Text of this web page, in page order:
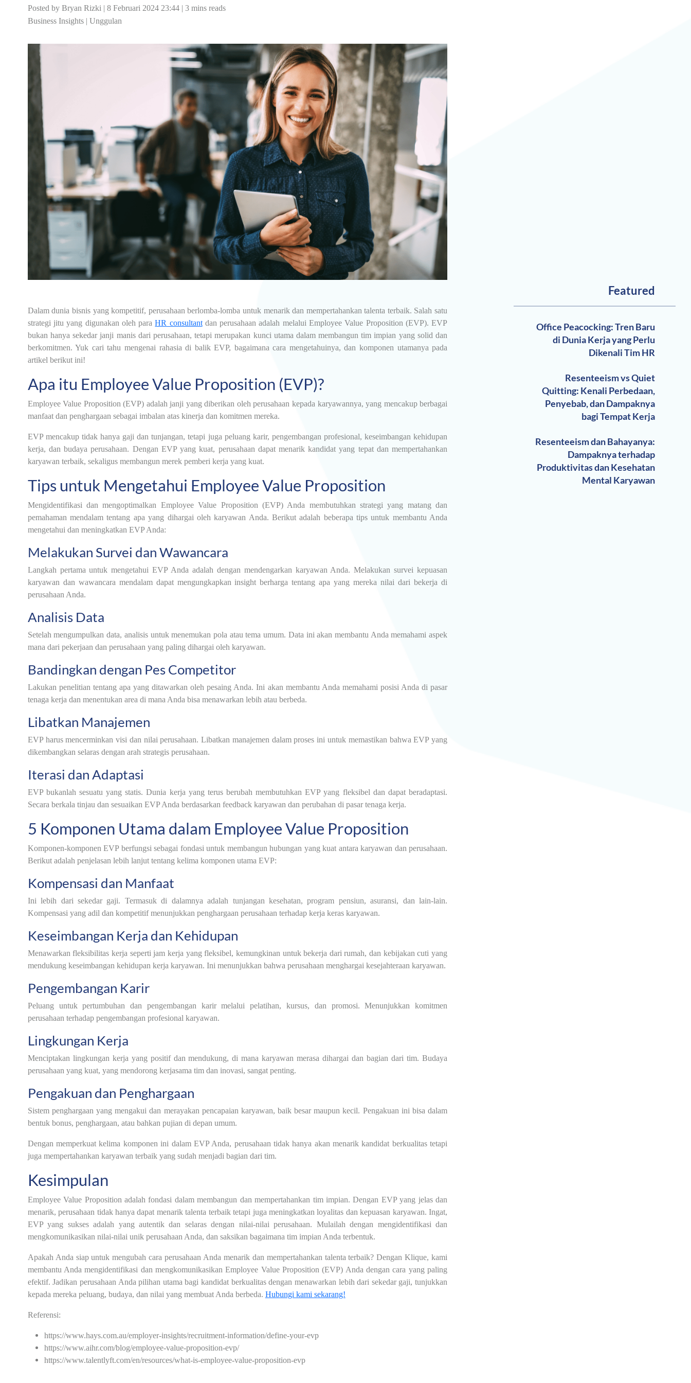
Posted by Bryan Rizki | 8 Februari 2024 23:44 | 3 mins reads
Business Insights| Unggulan
Dalam dunia bisnis yang kompetitif, perusahaan berlomba-lomba untuk menarik dan mempertahankan talenta terbaik. Salah satu
strategi jitu yang digunakan oleh paraHR consultantdan perusahaan adalah melalui Employee Value Proposition (EVP). EVP
bukan hanya sekedar janji manis dari perusahaan, tetapi merupakan kunci utama dalam membangun tim impian yang solid dan
berkomitmen. Yuk cari tahu mengenai rahasia di balik EVP, bagaimana cara mengetahuinya, dan komponen utamanya pada
artikel berikut ini!
Apa itu Employee Value Proposition (EVP)?
Employee Value Proposition (EVP) adalah janji yang diberikan oleh perusahaan kepada karyawannya, yang mencakup berbagai
manfaat dan penghargaan sebagai imbalan atas kinerja dan komitmen mereka.
EVP mencakup tidak hanya gaji dan tunjangan, tetapi juga peluang karir, pengembangan profesional, keseimbangan kehidupan
kerja, dan budaya perusahaan. Dengan EVP yang kuat, perusahaan dapat menarik kandidat yang tepat dan mempertahankan
karyawan terbaik, sekaligus membangun merek pemberi kerja yang kuat.
Tips untuk Mengetahui Employee Value Proposition
Mengidentifikasi dan mengoptimalkan Employee Value Proposition (EVP) Anda membutuhkan strategi yang matang dan
pemahaman mendalam tentang apa yang dihargai oleh karyawan Anda. Berikut adalah beberapa tips untuk membantu Anda
mengetahui dan meningkatkan EVP Anda:
Melakukan Survei dan Wawancara
Langkah pertama untuk mengetahui EVP Anda adalah dengan mendengarkan karyawan Anda. Melakukan survei kepuasan
karyawan dan wawancara mendalam dapat mengungkapkan insight berharga tentang apa yang mereka nilai dari bekerja di
perusahaan Anda.
Analisis Data
Setelah mengumpulkan data, analisis untuk menemukan pola atau tema umum. Data ini akan membantu Anda memahami aspek
mana dari pekerjaan dan perusahaan yang paling dihargai oleh karyawan.
Bandingkan dengan Pes Competitor
Lakukan penelitian tentang apa yang ditawarkan oleh pesaing Anda. Ini akan membantu Anda memahami posisi Anda di pasar
tenaga kerja dan menentukan area di mana Anda bisa menawarkan lebih atau berbeda.
Libatkan Manajemen
EVP harus mencerminkan visi dan nilai perusahaan. Libatkan manajemen dalam proses ini untuk memastikan bahwa EVP yang
dikembangkan selaras dengan arah strategis perusahaan.
Iterasi dan Adaptasi
EVP bukanlah sesuatu yang statis. Dunia kerja yang terus berubah membutuhkan EVP yang fleksibel dan dapat beradaptasi.
Secara berkala tinjau dan sesuaikan EVP Anda berdasarkan feedback karyawan dan perubahan di pasar tenaga kerja.
5 Komponen Utama dalam Employee Value Proposition
Komponen-komponen EVP berfungsi sebagai fondasi untuk membangun hubungan yang kuat antara karyawan dan perusahaan.
Berikut adalah penjelasan lebih lanjut tentang kelima komponen utama EVP:
Kompensasi dan Manfaat
Ini lebih dari sekedar gaji. Termasuk di dalamnya adalah tunjangan kesehatan, program pensiun, asuransi, dan lain-lain.
Kompensasi yang adil dan kompetitif menunjukkan penghargaan perusahaan terhadap kerja keras karyawan.
Keseimbangan Kerja dan Kehidupan
Menawarkan fleksibilitas kerja seperti jam kerja yang fleksibel, kemungkinan untuk bekerja dari rumah, dan kebijakan cuti yang
mendukung keseimbangan kehidupan kerja karyawan. Ini menunjukkan bahwa perusahaan menghargai kesejahteraan karyawan.
Pengembangan Karir
Peluang untuk pertumbuhan dan pengembangan karir melalui pelatihan, kursus, dan promosi. Menunjukkan komitmen
perusahaan terhadap pengembangan profesional karyawan.
Lingkungan Kerja
Menciptakan lingkungan kerja yang positif dan mendukung, di mana karyawan merasa dihargai dan bagian dari tim. Budaya
perusahaan yang kuat, yang mendorong kerjasama tim dan inovasi, sangat penting.
Pengakuan dan Penghargaan
Sistem penghargaan yang mengakui dan merayakan pencapaian karyawan, baik besar maupun kecil. Pengakuan ini bisa dalam
bentuk bonus, penghargaan, atau bahkan pujian di depan umum.
Dengan memperkuat kelima komponen ini dalam EVP Anda, perusahaan tidak hanya akan menarik kandidat berkualitas tetapi
juga mempertahankan karyawan terbaik yang sudah menjadi bagian dari tim.
Kesimpulan
Employee Value Proposition adalah fondasi dalam membangun dan mempertahankan tim impian. Dengan EVP yang jelas dan
menarik, perusahaan tidak hanya dapat menarik talenta terbaik tetapi juga meningkatkan loyalitas dan kepuasan karyawan. Ingat,
EVP yang sukses adalah yang autentik dan selaras dengan nilai-nilai perusahaan. Mulailah dengan mengidentifikasi dan
mengkomunikasikan nilai-nilai unik perusahaan Anda, dan saksikan bagaimana tim impian Anda terbentuk.
Apakah Anda siap untuk mengubah cara perusahaan Anda menarik dan mempertahankan talenta terbaik? Dengan Klique, kami
membantu Anda mengidentifikasi dan mengkomunikasikan Employee Value Proposition (EVP) Anda dengan cara yang paling
efektif. Jadikan perusahaan Anda pilihan utama bagi kandidat berkualitas dengan menawarkan lebih dari sekedar gaji, tunjukkan
kepada mereka peluang, budaya, dan nilai yang membuat Anda berbeda. Hubungi kami sekarang!
Referensi:
https://www.hays.com.au/employer-insights/recruitment-information/define-your-evp
https://www.aihr.com/blog/employee-value-proposition-evp/
https://www.talentlyft.com/en/resources/what-is-employee-value-proposition-evp
Featured
Office Peacocking: Tren Baru
di Dunia Kerja yang Perlu
Dikenali Tim HR
Resenteeism vs Quiet
Quitting: Kenali Perbedaan,
Penyebab, dan Dampaknya
bagi Tempat Kerja
Resenteeism dan Bahayanya:
Dampaknya terhadap
Produktivitas dan Kesehatan
Mental Karyawan